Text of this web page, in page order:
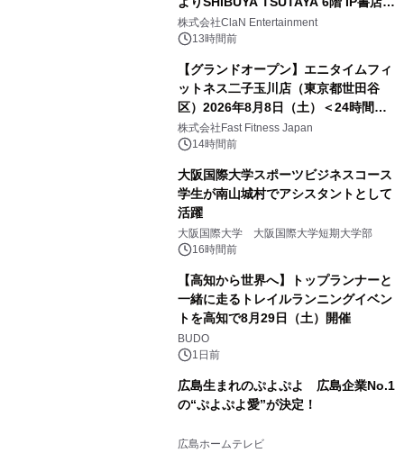
開催決定！！
株式会社ClaN Entertainment
13時間前
【グランドオープン】エニタイムフィ
ットネス二子玉川店（東京都世田谷
区）2026年8月8日（土）＜24時間年
中無休のフィットネスジム＞
株式会社Fast Fitness Japan
14時間前
大阪国際大学スポーツビジネスコース
学生が南山城村でアシスタントとして
活躍
大阪国際大学 大阪国際大学短期大学部
16時間前
【高知から世界へ】トップランナーと
一緒に走るトレイルランニングイベン
トを高知で8月29日（土）開催
BUDO
1日前
広島生まれのぷよぷよ 広島企業No.1
の“ぷよぷよ愛”が決定！
広島ホームテレビ